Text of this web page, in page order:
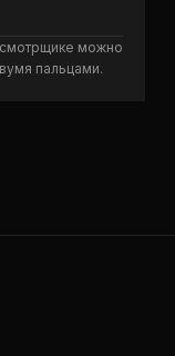
можно
пальцами.